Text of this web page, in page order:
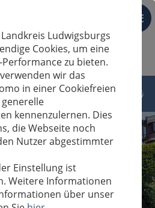
DE
Ludwigsburgs
Cookies, um eine
zu bieten.
wir das
in einer Cookiefreien
kennenzulernen. Dies
die Webseite noch
Nutzer abgestimmter
Einstellung ist
Weitere Informationen
über unser